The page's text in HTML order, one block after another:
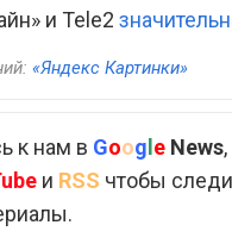
и Tele2
«Яндекс Картинки»
к нам в Google News,
и RSS чтобы